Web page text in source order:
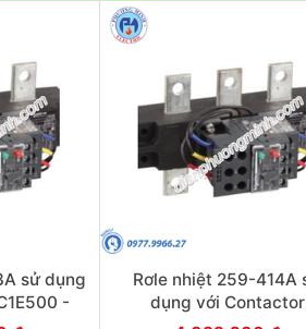
sử dụng
-
Rơle nhiệt 259-414A
dụng với Contactor